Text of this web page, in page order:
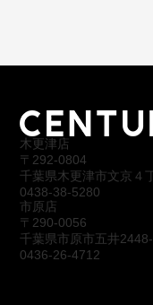
木更津店
〒292-0804
千葉県木更津市文京４
0438-38-5280
市原店
〒290-0056
千葉県市原市五井
0436-26-4712